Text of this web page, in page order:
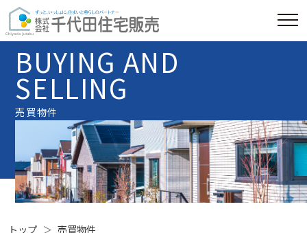
BUYING AND
SELLING
売買物件
トップ 売買物件